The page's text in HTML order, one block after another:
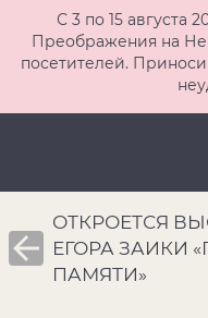
С 3 по 15 августа
Преображения на
посетителей.
ОТКРОЕТСЯ
ЕГОРА ЗАИКИ
ПАМЯТИ»